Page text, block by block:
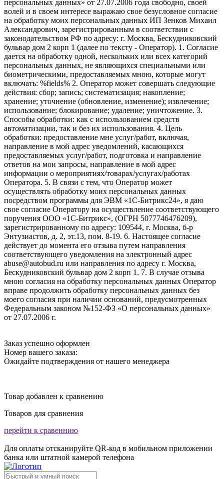
персональных данных» от 27.07.2006 года свободно, своей
волей и в своем интересе выражаю свое безусловное согласие
на обработку моих персональных данных ИП Зенков Михаил
Александрович, зарегистрированным в соответствии с
законодательством РФ по адресу: г. Москва, Бескудниковский
бульвар дом 2 корп 1 (далее по тексту - Оператор). 1. Согласие
дается на обработку одной, нескольких или всех категорий
персональных данных, не являющихся специальными или
биометрическими, предоставляемых мною, которые могут
включать: %fields% 2. Оператор может совершать следующие
действия: сбор; запись; систематизация; накопление;
хранение; уточнение (обновление, изменение); извлечение;
использование; блокирование; удаление; уничтожение. 3.
Способы обработки: как с использованием средств
автоматизации, так и без их использования. 4. Цель
обработки: предоставление мне услуг/работ, включая,
направление в мой адрес уведомлений, касающихся
предоставляемых услуг/работ, подготовка и направление
ответов на мои запросы, направление в мой адрес
информации о мероприятиях/товарах/услугах/работах
Оператора. 5. В связи с тем, что Оператор может
осуществлять обработку моих персональных данных
посредством программы для ЭВМ «1С-Битрикс24», я даю
свое согласие Оператору на осуществление соответствующего
поручения ООО «1С-Битрикс», (ОГРН 5077746476209),
зарегистрированному по адресу: 109544, г. Москва, б-р
Энтузиастов, д. 2, эт.13, пом. 8-19. 6. Настоящее согласие
действует до момента его отзыва путем направления
соответствующего уведомления на электронный адрес
abuse@autobud.ru или направления по адресу г. Москва,
Бескудниковский бульвар дом 2 корп 1. 7. В случае отзыва
мною согласия на обработку персональных данных Оператор
вправе продолжить обработку персональных данных без
моего согласия при наличии оснований, предусмотренных
Федеральным законом №152-ФЗ «О персональных данных»
от 27.07.2006 г.
Заказ успешно оформлен
Номер вашего заказа:
Ожидайте подтверждения от нашего менеджера
Товар добавлен к сравнению
Товаров для сравнения
перейти к сравеннию
Для оплаты отсканируйте QR-код в мобильном приложении
банка или штатной камерой телефона